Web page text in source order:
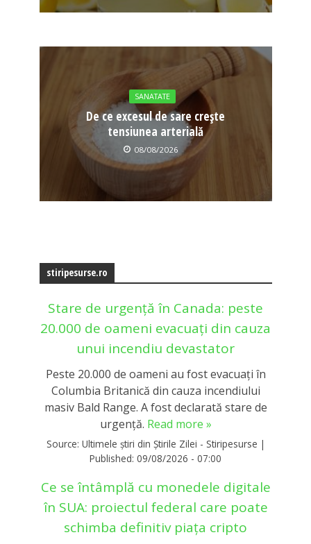
SANATATE
De ce excesul de sare crește
tensiunea arterială
08/08/2026
stiripesurse.ro
Stare de urgență în Canada: peste
20.000 de oameni evacuați din cauza
unui incendiu devastator
Peste 20.000 de oameni au fost evacuați în
Columbia Britanică din cauza incendiului
masiv Bald Range. A fost declarată stare de
urgență. Read more »
Source: Ultimele știri din Știrile Zilei - Stiripesurse |
Published: 09/08/2026 - 07:00
Ce se întâmplă cu monedele digitale
în SUA: proiectul federal care poate
schimba definitiv piața cripto